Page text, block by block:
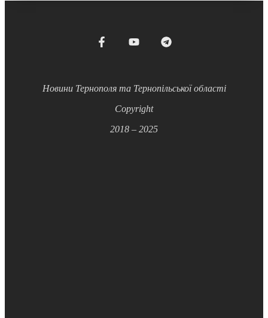
Новини Тернополя та Тернопільської області
Copyright
2018 – 2025